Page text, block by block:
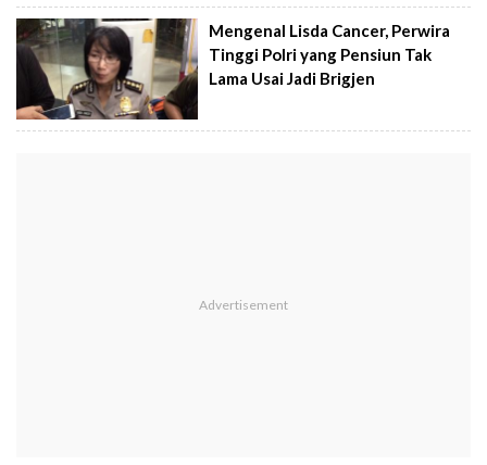
Mengenal Lisda Cancer, Perwira
Tinggi Polri yang Pensiun Tak
Lama Usai Jadi Brigjen